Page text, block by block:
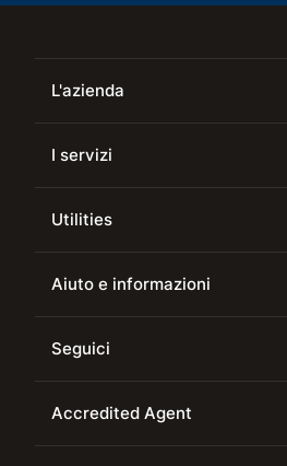
L'azienda
I servizi
Utilities
Aiuto e informazioni
Seguici
Accredited Agent